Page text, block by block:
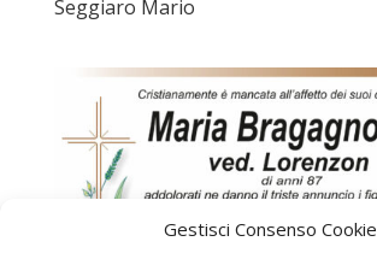
Gestisci Consenso Cookie
Seggiaro Mario